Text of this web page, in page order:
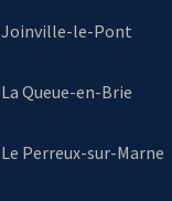
Joinville-le-Pont
La Queue-en-Brie
Le Perreux-sur-Marne